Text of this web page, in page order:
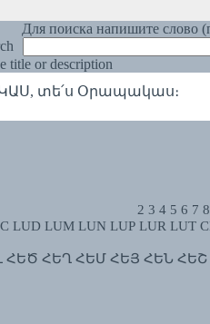
Для поиска напишите слово
title or description
տե՛ս Օրապակաս։
2 3 4 5 6 7 8
LUD LUM LUN LUP LUR LUT
ՀԵԾ ՀԵՂ ՀԵՄ ՀԵՅ ՀԵՆ ՀԵՇ